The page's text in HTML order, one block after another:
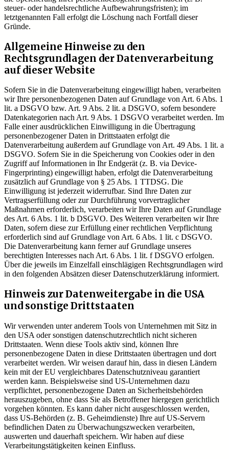
steuer- oder handelsrechtliche Aufbewahrungsfristen); im
letztgenannten Fall erfolgt die Löschung nach Fortfall dieser
Gründe.
Allgemeine Hinweise zu den
Rechtsgrundlagen der Datenverarbeitung
auf dieser Website
Sofern Sie in die Datenverarbeitung eingewilligt haben, verarbeiten
wir Ihre personenbezogenen Daten auf Grundlage von Art. 6 Abs. 1
lit. a DSGVO bzw. Art. 9 Abs. 2 lit. a DSGVO, sofern besondere
Datenkategorien nach Art. 9 Abs. 1 DSGVO verarbeitet werden. Im
Falle einer ausdrücklichen Einwilligung in die Übertragung
personenbezogener Daten in Drittstaaten erfolgt die
Datenverarbeitung außerdem auf Grundlage von Art. 49 Abs. 1 lit. a
DSGVO. Sofern Sie in die Speicherung von Cookies oder in den
Zugriff auf Informationen in Ihr Endgerät (z. B. via Device-
Fingerprinting) eingewilligt haben, erfolgt die Datenverarbeitung
zusätzlich auf Grundlage von § 25 Abs. 1 TTDSG. Die
Einwilligung ist jederzeit widerrufbar. Sind Ihre Daten zur
Vertragserfüllung oder zur Durchführung vorvertraglicher
Maßnahmen erforderlich, verarbeiten wir Ihre Daten auf Grundlage
des Art. 6 Abs. 1 lit. b DSGVO. Des Weiteren verarbeiten wir Ihre
Daten, sofern diese zur Erfüllung einer rechtlichen Verpflichtung
erforderlich sind auf Grundlage von Art. 6 Abs. 1 lit. c DSGVO.
Die Datenverarbeitung kann ferner auf Grundlage unseres
berechtigten Interesses nach Art. 6 Abs. 1 lit. f DSGVO erfolgen.
Über die jeweils im Einzelfall einschlägigen Rechtsgrundlagen wird
in den folgenden Absätzen dieser Datenschutzerklärung informiert.
Hinweis zur Datenweitergabe in die USA
und sonstige Drittstaaten
Wir verwenden unter anderem Tools von Unternehmen mit Sitz in
den USA oder sonstigen datenschutzrechtlich nicht sicheren
Drittstaaten. Wenn diese Tools aktiv sind, können Ihre
personenbezogene Daten in diese Drittstaaten übertragen und dort
verarbeitet werden. Wir weisen darauf hin, dass in diesen Ländern
kein mit der EU vergleichbares Datenschutzniveau garantiert
werden kann. Beispielsweise sind US-Unternehmen dazu
verpflichtet, personenbezogene Daten an Sicherheitsbehörden
herauszugeben, ohne dass Sie als Betroffener hiergegen gerichtlich
vorgehen könnten. Es kann daher nicht ausgeschlossen werden,
dass US-Behörden (z. B. Geheimdienste) Ihre auf US-Servern
befindlichen Daten zu Überwachungszwecken verarbeiten,
auswerten und dauerhaft speichern. Wir haben auf diese
Verarbeitungstätigkeiten keinen Einfluss.